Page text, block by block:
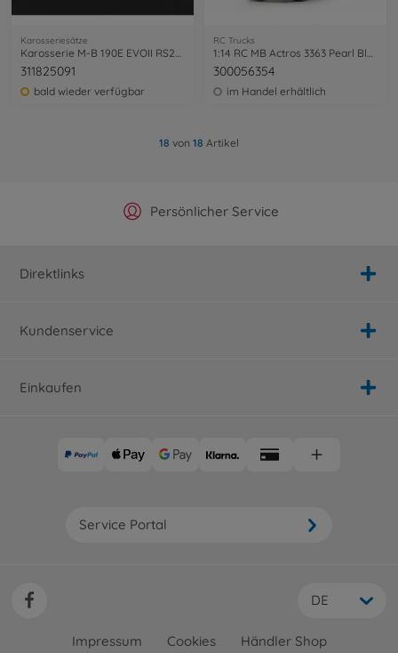
Karosseriesätze
Karosserie M-B 190E EVOII RS257mm
311825091
bald wieder verfügbar
RC Trucks
1:14 RC MB Actros 3363 Pearl Blue vorl.
300056354
im Handel erhältlich
18 von 18 Artikel
Offizieller Hersteller Shop
Persönlicher Service
Versandkostenfrei ab 25€
Schnelle Lieferung
Direktlinks
Kundenservice
Einkaufen
Service Portal
DE
Impressum Cookies Händler Shop